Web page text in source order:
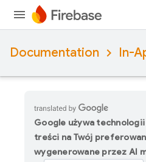
Documentation In-
Google używa technologii
treści na Twój
wygenerowane przez AI